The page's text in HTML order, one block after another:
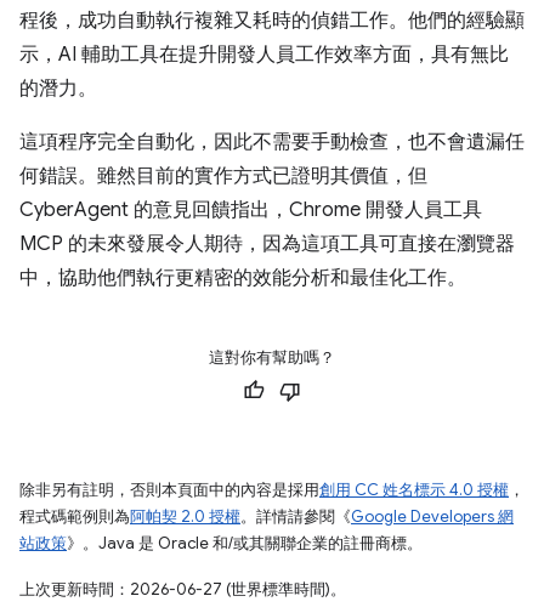
程後，成功自動執行複雜又耗時的偵錯工作。他們的經驗顯
示，AI 輔助工具在提升開發人員工作效率方面，具有無比
的潛力。
這項程序完全自動化，因此不需要手動檢查，也不會遺漏任
何錯誤。雖然目前的實作方式已證明其價值，但
CyberAgent 的意見回饋指出，Chrome 開發人員工具
MCP 的未來發展令人期待，因為這項工具可直接在瀏覽器
中，協助他們執行更精密的效能分析和最佳化工作。
這對你有幫助嗎？
除非另有註明，否則本頁面中的內容是採用創用 CC 姓名標示 4.0 授權 ，
程式碼範例則為阿帕契 2.0 授權。詳情請參閱《Google Developers 網
站政策》。Java 是 Oracle 和/或其關聯企業的註冊商標。
上次更新時間：2026-06-27 (世界標準時間)。